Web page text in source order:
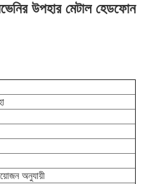
উপহার মেটাল হেডফোন
অনুযায়ী